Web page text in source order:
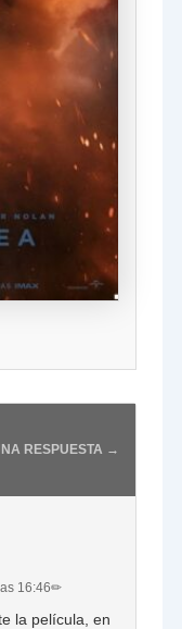
RESPUESTA →
16:46✏
la película, en